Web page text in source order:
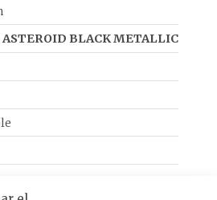
ASTEROID BLACK METALLIC